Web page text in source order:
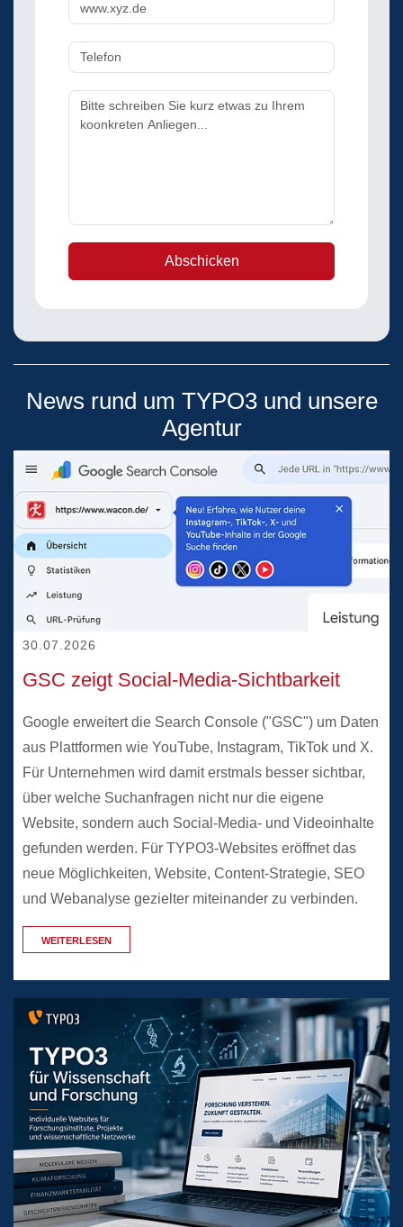
Abschicken
News rund um TYPO3 und unsere
Agentur
30.07.2026
GSC zeigt Social-Media-Sichtbarkeit
Google erweitert die Search Console ("GSC") um Daten
aus Plattformen wie YouTube, Instagram, TikTok und X.
Für Unternehmen wird damit erstmals besser sichtbar,
über welche Suchanfragen nicht nur die eigene
Website, sondern auch Social-Media- und Videoinhalte
gefunden werden. Für TYPO3-Websites eröffnet das
neue Möglichkeiten, Website, Content-Strategie, SEO
und Webanalyse gezielter miteinander zu verbinden.
WEITERLESEN